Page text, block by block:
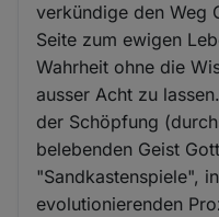
verkündige den Weg
Seite zum ewigen
Wahrheit ohne die
ausser Acht zu
der Schöpfung
belebenden Geist
"Sandkastenspiele",
evolutionierenden